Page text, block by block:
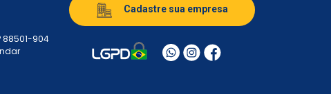
88501-904
Cadastre sua empresa